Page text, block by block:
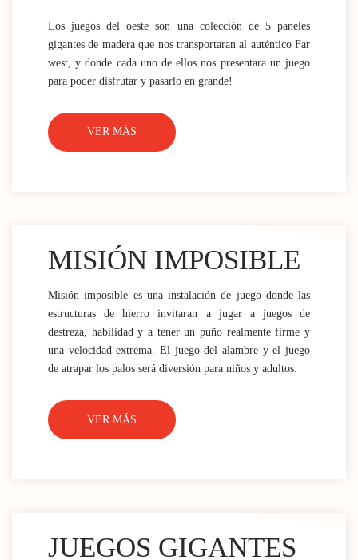
Los juegos del oeste son una colección de 5 paneles
gigantes de madera que nos transportaran al auténtico Far
west, y donde cada uno de ellos nos presentara un juego
para poder disfrutar y pasarlo en grande!
VER MÁS
MISIÓN IMPOSIBLE
Misión imposible es una instalación de juego donde las
estructuras de hierro invitaran a jugar a juegos de
destreza, habilidad y a tener un puño realmente firme y
una velocidad extrema. El juego del alambre y el juego
de atrapar los palos será diversión para niños y adultos.
VER MÁS
JUEGOS GIGANTES